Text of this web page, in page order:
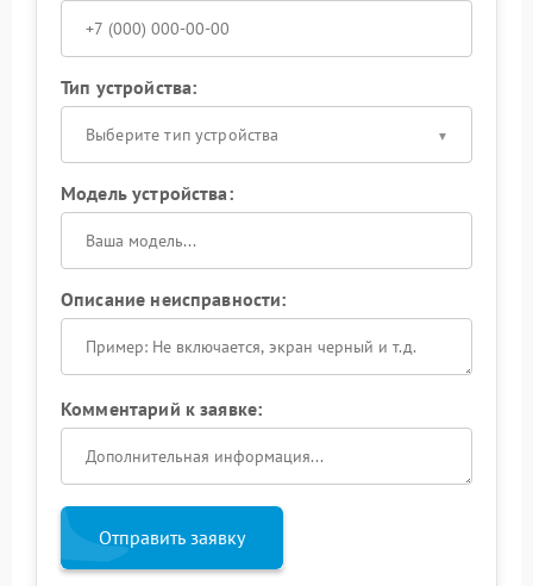
Тип устройства:
Выберите тип устройства
Модель устройства:
Описание неисправности:
Комментарий к заявке:
Отправить заявку